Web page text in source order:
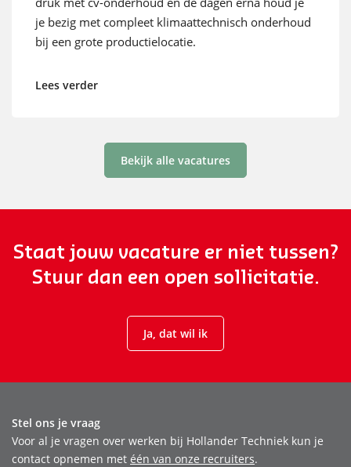
je bezig met compleet klimaattechnisch onderhoud
bij een grote productielocatie.
Lees verder
Bekijk alle vacatures
Staat jouw vacature er niet tussen?
Stuur dan een open sollicitatie.
Ja, dat wil ik
Stel ons je vraag
Voor al je vragen over werken bij Hollander Techniek kun je
contact opnemen met één van onze recruiters.